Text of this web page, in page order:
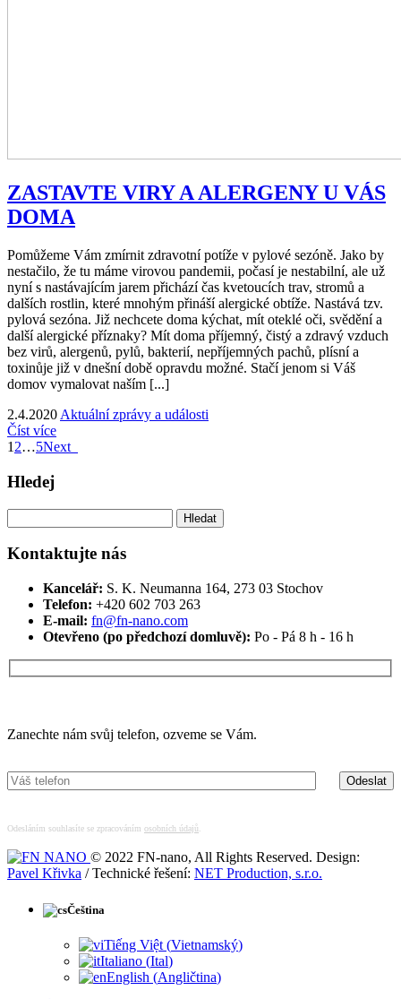
ZASTAVTE VIRY A ALERGENY U VÁS
DOMA
Pomůžeme Vám zmírnit zdravotní potíže v pylové sezóně. Jako by
nestačilo, že tu máme virovou pandemii, počasí je nestabilní, ale už
nyní s nastávajícím jarem přichází čas kvetoucích trav, stromů a
dalších rostlin, které mnohým přináší alergické obtíže. Nastává tzv.
pylová sezóna. Již nechcete doma kýchat, mít oteklé oči, svědění a
další alergické příznaky? Mít doma příjemný, čistý a zdravý vzduch
bez virů, alergenů, pylů, bakterií, nepříjemných pachů, plísní a
toxinůje již v dnešní době opravdu možné. Stačí jenom si Váš
domov vymalovat naším [...]
2.4.2020 Aktuální zprávy a události
Číst více
1 2…5Next
Hledej
Kontaktujte nás
Kancelář: S. K. Neumanna 164, 273 03 Stochov
Telefon: +420 ‭602 703 263‬
E-mail: fn@fn-nano.com
Otevřeno (po předchozí domluvě): Po - Pá 8 h - 16 h
Zanechte nám svůj telefon, ozveme se Vám.
Odesláním souhlasíte se zpracováním osobních údajů
© 2022 FN-nano, All Rights Reserved. Design:
Pavel Křivka / Technické řešení: NET Production, s.r.o.
Čeština
Tiếng Việt (Vietnamský)
Italiano (Ital)
English (Angličtina)